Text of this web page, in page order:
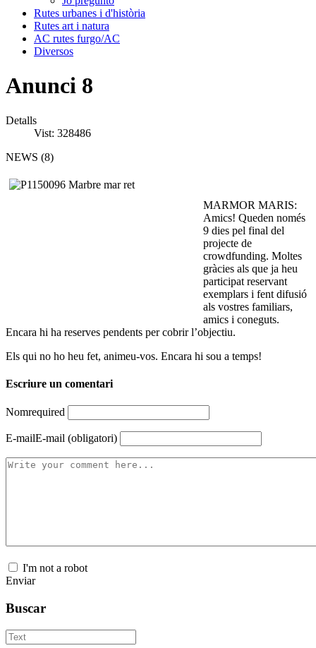
Rutes urbanes i d'història
Rutes art i natura
AC rutes furgo/AC
Diversos
Anunci 8
Detalls
Vist: 328486
NEWS (8)
MARMOR MARIS:
Amics! Queden només
9 dies pel final del
projecte de
crowdfunding. Moltes
gràcies als que ja heu
participat reservant
exemplars i fent difusió
als vostres familiars,
amics i coneguts.
Encara hi ha reserves pendents per cobrir l’objectiu.
Els qui no ho heu fet, animeu-vos. Encara hi sou a temps!
Escriure un comentari
Nomrequired
E-mailE-mail (obligatori)
I'm not a robot
Enviar
Buscar